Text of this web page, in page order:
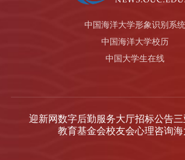
中国海洋大学形象识别系统
中国海洋大学校历
中国大学生在线
迎新网数字后勤服务大厅招标公告
教育基金会校友会心理咨询海